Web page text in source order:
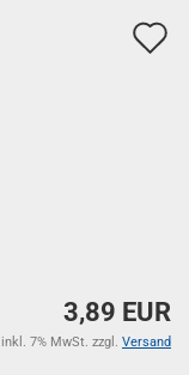
3,89 EUR
inkl. 7% MwSt. zzgl. Versand